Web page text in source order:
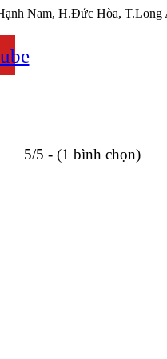
Nam, H.Đức Hòa, T.Long
5/5 - (1 bình chọn)